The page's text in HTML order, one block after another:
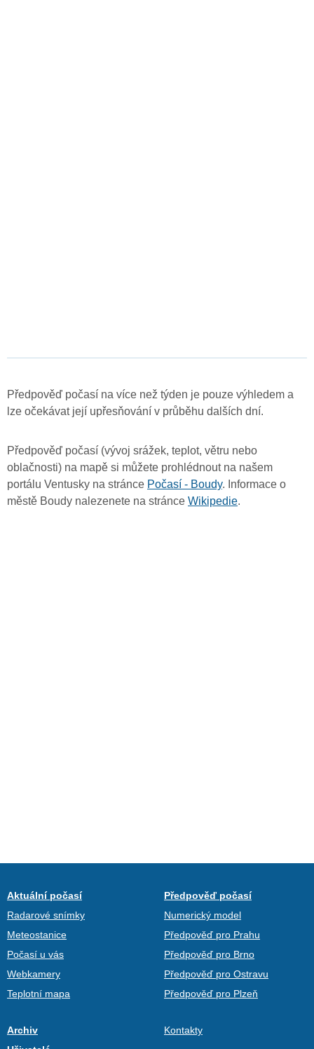
Předpověď počasí na více než týden je pouze výhledem a
lze očekávat její upřesňování v průběhu dalších dní.
Předpověď počasí (vývoj srážek, teplot, větru nebo
oblačnosti) na mapě si můžete prohlédnout na našem
portálu Ventusky na stránce Počasí - Boudy. Informace o
městě Boudy nalezenete na stránce Wikipedie.
Aktuální počasí
Radarové snímky
Meteostanice
Počasí u vás
Webkamery
Teplotní mapa
Předpověď počasí
Numerický model
Předpověď pro Prahu
Předpověď pro Brno
Předpověď pro Ostravu
Předpověď pro Plzeň
Archiv
Kontakty